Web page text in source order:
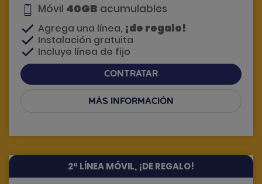
Móvil 40GB acumulables
Agrega una línea, ¡de regalo!
Instalación gratuita
Incluye línea de fijo
CONTRATAR
MÁS INFORMACIÓN
2ª LÍNEA MÓVIL, ¡DE REGALO!